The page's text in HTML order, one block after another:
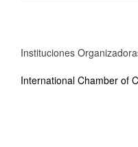
Instituciones
International Chamber of